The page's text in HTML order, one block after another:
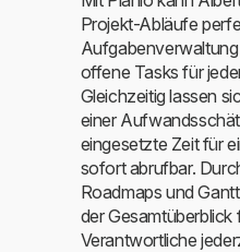
Projekt-Abläufe
offene Tasks für
Gleichzeitig lassen
einer
eingesetzte Zeit für
sofort abrufbar.
Roadmaps und
der Gesamtüberblick
Verantwortliche